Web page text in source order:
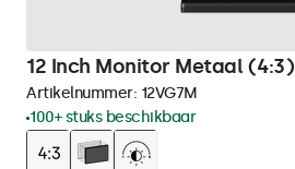
12 Inch Monitor Metaal (4:3)
Artikelnummer: 12VG7M
100+ stuks beschikbaar